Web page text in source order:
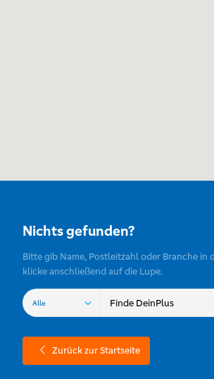
Nichts gefunden?
Bitte gib Name, Postleitzahl oder Branche in
klicke anschließend auf die Lupe.
Zurück zur Startseite